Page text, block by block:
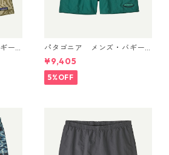
ー
パタゴニア メンズ・バギー
ズ・ショーツ ５インチ 5702
2 '95 Oval Logo: Gem Green
日本正規品
¥9,405
5%OFF